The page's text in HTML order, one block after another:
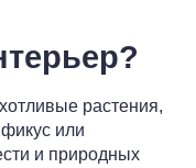
растения,
или
и природных